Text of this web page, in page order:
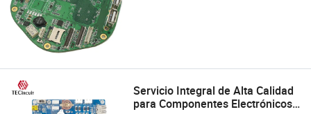
Servicio Integral de Alta Calidad
para Componentes Electrónicos